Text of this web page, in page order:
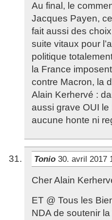
Au final, le
Jacques Payen,
fait aussi des
suite vitaux pour
politique
la France
contre Macron, la
Alain Kerhervé :
aussi grave OUI le
aucune honte ni
Tonio 30. avril 2017
Cher Alain
ET @ Tous les
NDA de soutenir